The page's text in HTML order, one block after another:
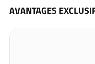
AVANTAGES